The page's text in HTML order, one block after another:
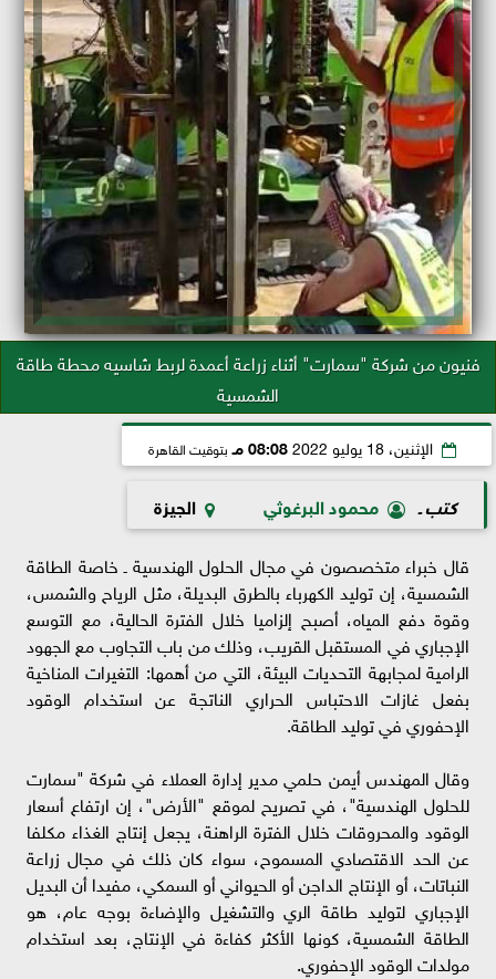
فنيون من شركة "سمارت" أثناء زراعة أعمدة لربط شاسيه محطة طاقة
الشمسية
الإثنين، 18 يوليو 2022 08:08 مـ بتوقيت القاهرة
كتب ـ محمود البرغوثي الجيزة
قال خبراء متخصصون في مجال الحلول الهندسية ـ خاصة الطاقة
الشمسية، إن توليد الكهرباء بالطرق البديلة، مثل الرياح والشمس،
وقوة دفع المياه، أصبح إلزاميا خلال الفترة الحالية، مع التوسع
الإجباري في المستقبل القريب، وذلك من باب التجاوب مع الجهود
الرامية لمجابهة التحديات البيئة، التي من أهمها: التغيرات المناخية
بفعل غازات الاحتباس الحراري الناتجة عن استخدام الوقود
الإحفوري في توليد الطاقة.
وقال المهندس أيمن حلمي مدير إدارة العملاء في شركة "سمارت
للحلول الهندسية"، في تصريح لموقع "الأرض"، إن ارتفاع أسعار
الوقود والمحروقات خلال الفترة الراهنة، يجعل إنتاج الغذاء مكلفا
عن الحد الاقتصادي المسموح، سواء كان ذلك في مجال زراعة
النباتات، أو الإنتاج الداجن أو الحيواني أو السمكي، مفيدا أن البديل
الإجباري لتوليد طاقة الري والتشغيل والإضاءة بوجه عام، هو
الطاقة الشمسية، كونها الأكثر كفاءة في الإنتاج، بعد استخدام
مولدات الوقود الإحفوري.